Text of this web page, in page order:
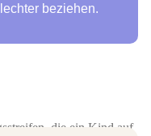
beziehen.